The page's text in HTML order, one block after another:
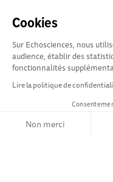
Cookies
Sur Echosciences, nous
audience, établir des
fonctionnalités
Lire la politique de
Non merci
La plateforme
amateurs de sciences
est propulsée par
soutien de nombreux
par les